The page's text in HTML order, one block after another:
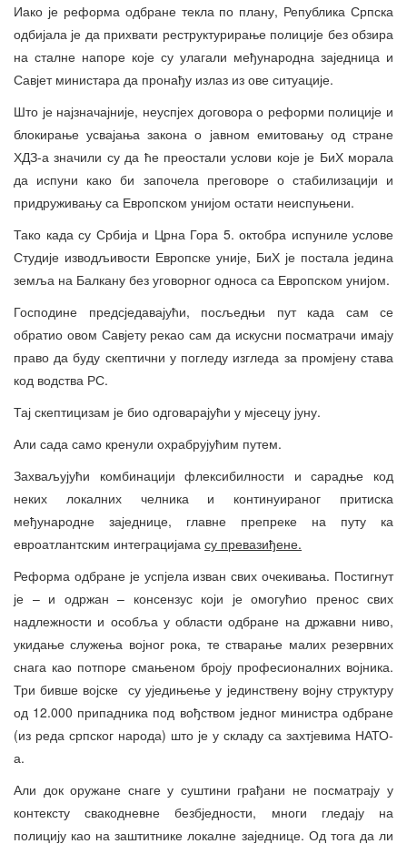
Иако је реформа одбране текла по плану, Република Српска
одбијала је да прихвати реструктурирање полиције без обзира
на сталне напоре које су улагали међународна заједница и
Савјет министара да пронађу излаз из ове ситуације.
Што је најзначајније, неуспјех договора о реформи полиције и
блокирање усвајања закона о јавном емитовању од стране
ХДЗ-а значили су да ће преостали услови које је БиХ морала
да испуни како би започела преговоре о стабилизацији и
придруживању са Европском унијом остати неиспуњени.
Тако када су Србија и Црна Гора 5. октобра испуниле услове
Студије изводљивости Европске уније, БиХ је постала једина
земља на Балкану без уговорног односа са Европском унијом.
Господине предсједавајући, посљедњи пут када сам се
обратио овом Савјету рекао сам да искусни посматрачи имају
право да буду скептични у погледу изгледа за промјену става
код водства РС.
Тај скептицизам је био одговарајући у мјесецу јуну.
Али сада само кренули охрабрујућим путем.
Захваљујући комбинацији флексибилности и сарадње код
неких локалних челника и континуираног притиска
међународне заједнице, главне препреке на путу ка
евроатлантским интеграцијама су превазиђене.
Реформа одбране је успјела изван свих очекивања. Постигнут
је – и одржан – консензус који је омогућио пренос свих
надлежности и особља у области одбране на државни ниво,
укидање служења војног рока, те стварање малих резервних
снага као потпоре смањеном броју професионалних војника.
Три бивше војске су уједињење у јединствену војну структуру
од 12.000 припадника под вођством једног министра одбране
(из реда српског народа) што је у складу са захтјевима НАТО-
а.
Али док оружане снаге у суштини грађани не посматрају у
контексту свакодневне безбједности, многи гледају на
полицију као на заштитнике локалне заједнице. Од тога да ли